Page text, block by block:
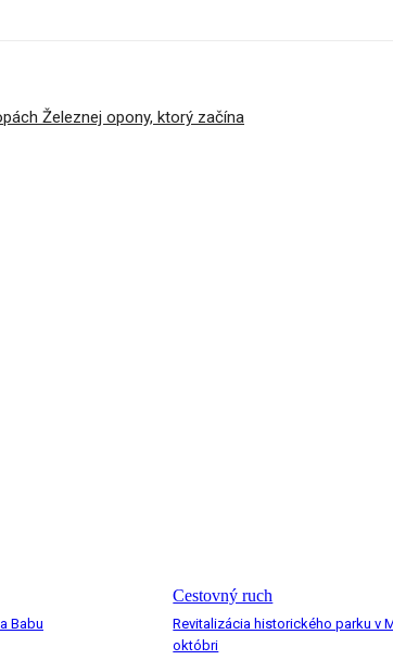
Železnej opony, ktorý začína
Babu
Cestovný ruch
Revitalizácia historického parku v
októbri